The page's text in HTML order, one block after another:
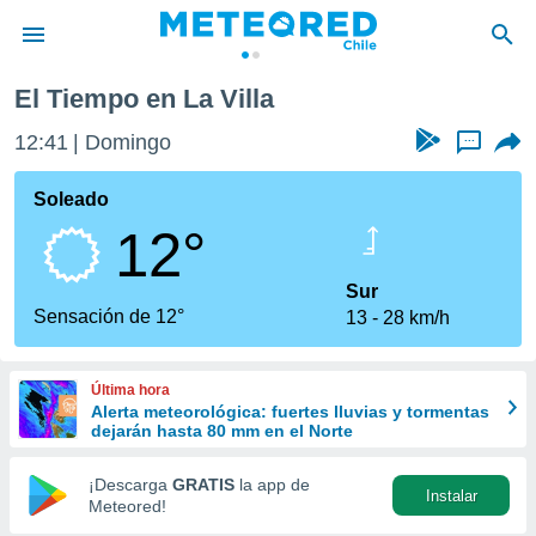
de
por
que se
calidad.
a este
las
y
forma
digital
basada
El Tiempo en La Villa
12:41 Domingo ...
Soleado
12°
Sensación de 12°
Sur
13
28 km/h
Última hora
Alerta meteorológica: fuertes lluvias y tormentas
dejarán hasta 80 mm en el Norte
¡Descarga GRATIS la app de
Meteored!
Instalar